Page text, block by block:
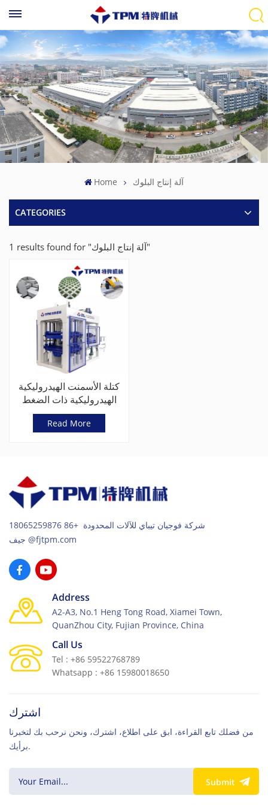
Home آلة إنتاج البلوك
CATEGORIES
1 results found for "آلة إنتاج البلوك"
كتلة الأسمنت الهيدروليكية
الهيدروليكية ذات الضغط
العالي / آلة الطوب
الصلب(TPM8000)
Read More
شركة فوجيان تيباي للآلات المحدودة +86 18065259876
جيف@fjtpm.com
Address
A2-A3, No.1 Heng Tong Road, Xiamei Town,
QuanZhou City, Fujian Province, China
Call Us
Tel : +86 59522768789
Whatsapp : +86 15980018650
اشترك
من فضلك تابع القراءة، ابق على اطلاع، اشترك، ونحن نرحب بك لتخبرنا
برأيك.
Submit